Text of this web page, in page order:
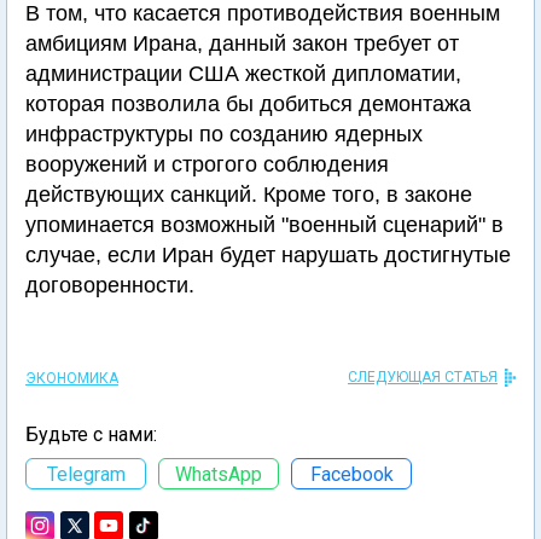
В том, что касается противодействия военным
амбициям Ирана, данный закон требует от
администрации США жесткой дипломатии,
которая позволила бы добиться демонтажа
инфраструктуры по созданию ядерных
вооружений и строгого соблюдения
действующих санкций. Кроме того, в законе
упоминается возможный "военный сценарий" в
случае, если Иран будет нарушать достигнутые
договоренности.
ЭКОНОМИКА СЛЕДУЮЩАЯ СТАТЬЯ
Будьте с нами:
Telegram
WhatsApp Facebook